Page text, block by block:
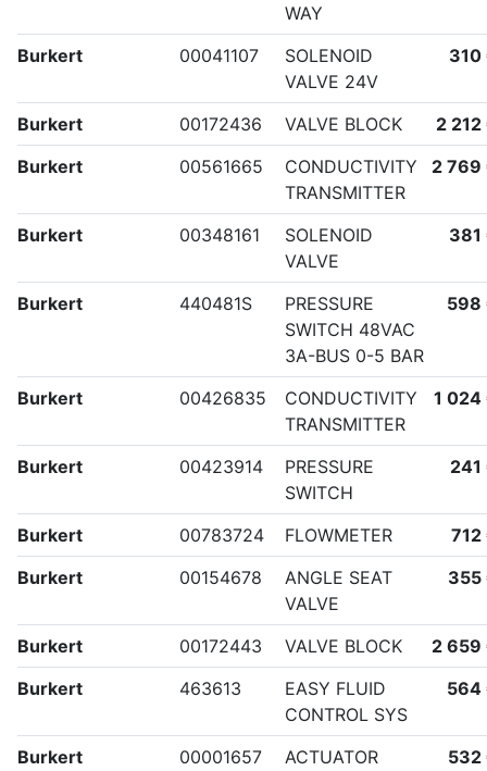
WAY
Burkert 00041107
SOLENOID
VALVE 24V
310
Burkert 00172436 VALVE BLOCK
2 212
Burkert
00561665
CONDUCTIVITY
TRANSMITTER
2 769
Burkert 00348161
SOLENOID
VALVE
381
Burkert 440481S
PRESSURE
SWITCH 48VAC
3A-BUS 0-5 BAR
598
Burkert 00426835
CONDUCTIVITY
TRANSMITTER
1 024
Burkert 00423914
PRESSURE
SWITCH
241
Burkert 00783724 FLOWMETER
712
Burkert
00154678
ANGLE SEAT
VALVE
355
Burkert 00172443 VALVE BLOCK
2 659
Burkert
463613
EASY FLUID
CONTROL SYS
564
Burkert 00001657
ACTUATOR
532